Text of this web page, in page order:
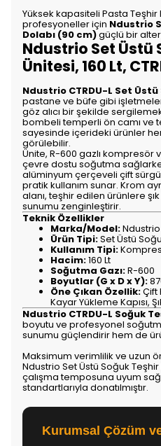
Yüksek kapasiteli Pasta Teşhir
profesyoneller için Ndustrio
Dolabı (90 cm)güçlü bir
Ndustrio Set Üstü
Ünitesi, 160 Lt,
Ndustrio CTRDU-L Set
pastane ve büfe gibi
göz alıcı bir şekilde
bombeli temperli ön camı ve
sayesinde içerideki ürünler
görülebilir.
Ünite, R-600 gazlı kompresör
çevre dostu soğutma
alüminyum çerçeveli çift
pratik kullanım sunar. Krom
alanı, teşhir edilen ürünlere
sunumu zenginleştirir.
Teknik Özellikler
Marka/Model:Ndustrio
Ürün Tipi:Set Üstü
Kullanım Tipi:
Hacim:160 Lt
Soğutma Gazı:R-600
Boyutlar (G x D x Y):
Öne Çıkan Özellik:Çift
Kayar Yükleme Kapısı,
Ndustrio CTRDU-L Soğuk
boyutu ve profesyonel
sunumu güçlendirir hem de
Maksimum verimlilik ve uzun
Ndustrio Set Üstü Soğuk
çalışma temposuna uyum
standartlarıyla donatılmıştır.
Kurumsal Çözüm